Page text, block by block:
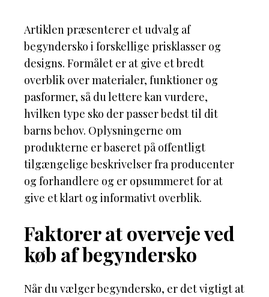
Artiklen præsenterer et udvalg af
begyndersko i forskellige prisklasser og
designs. Formålet er at give et bredt
overblik over materialer, funktioner og
pasformer, så du lettere kan vurdere,
hvilken type sko der passer bedst til dit
barns behov. Oplysningerne om
produkterne er baseret på offentligt
tilgængelige beskrivelser fra producenter
og forhandlere og er opsummeret for at
give et klart og informativt overblik.
Faktorer at overveje ved
køb af begyndersko
Når du vælger begyndersko, er det vigtigt at